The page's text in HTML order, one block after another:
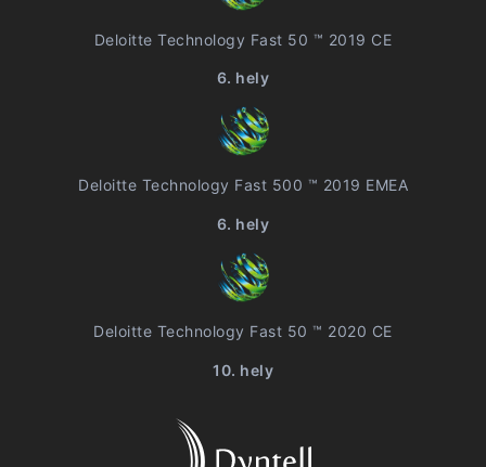
Deloitte Technology Fast 50 ™ 2019 CE
6. hely
Deloitte Technology Fast 500 ™ 2019 EMEA
6. hely
Deloitte Technology Fast 50 ™ 2020 CE
10. hely